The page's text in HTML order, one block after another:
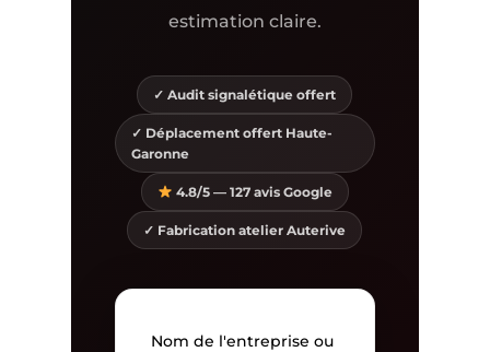
estimation claire.
✓ Audit signalétique offert
✓ Déplacement offert Haute-
Garonne
4.8/5 — 127 avis Google
✓ Fabrication atelier Auterive
Nom de l'entreprise ou